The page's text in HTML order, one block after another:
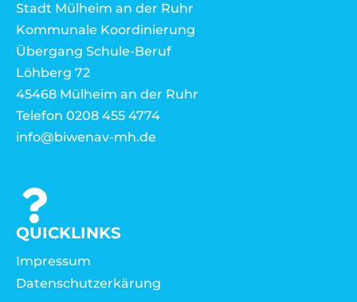
Stadt Mülheim an der Ruhr
Kommunale Koordinierung
Übergang Schule-Beruf
Löhberg 72
45468 Mülheim an der Ruhr
Telefon 0208 455 4774
info@biwenav-mh.de
QUICKLINKS
Impressum
Datenschutzerkärung